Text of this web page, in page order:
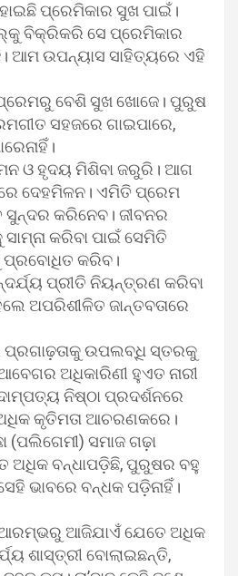
ପ୍ରେମିକାର ସୁଖ ପାଇଁ।
ବିକ୍ରିକରି ସେ ପ୍ରେମିକାର
ଆମ ଉପନ୍ୟାସ ସାହିତ୍ୟରେ ଏହି
ବେଶି ସୁଖ ଖୋଜେ। ପୁରୁଷ
ସହଜରେ ଗାଇପାରେ,
ଓ ହୃଦୟ ମିଶିବା ଜରୁରି। ଆଗ
ଦେହମିଳନ। ଏମିତି ପ୍ରେମ
କରିନେବ। ଜୀବନର
କରିବା ପାଇଁ ସେମିତି
ପ୍ରବୋଧିତ କରିବ।
ପ୍ରୀତି ନିୟନ୍ତ୍ରଣ କରିବା
ଅପରିଶୀଳିତ ଜାନ୍ତବତାରେ
ଉପଲବ୍‌ଧି ସ୍ତରକୁ
ଅଧିକାରିଣୀ ହୁଏତ ନାରୀ
ନିଷ୍ଠା ପ୍ରଦର୍ଶନରେ
କୃତିମତା ଆଚରଣକରେ।
(ପଲିଗେମୀ) ସମାଜ ଗଢ଼ା
ଅଧିକ ବନ୍ଧାପଡ଼ିଛି, ପୁରୁଷର ବହୁ
ଭାବରେ ବନ୍ଧକ ପଡ଼ିନାହିଁ।
ଆଜିଯାଏଁ ଯେତେ ଅଧିକ
ଶାସ୍ତ୍ରୀ ବୋଲାଇଛନ୍ତି,